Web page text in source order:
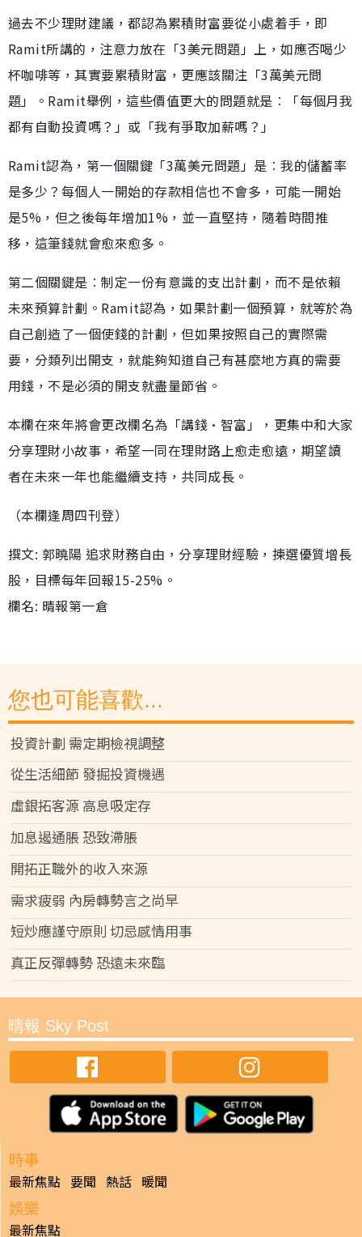
過去不少理財建議，都認為累積財富要從小處着手，即
Ramit所講的，注意力放在「3美元問題」上，如應否喝少
杯咖啡等，其實要累積財富，更應該關注「3萬美元問
題」。Ramit舉例，這些價值更大的問題就是︰「每個月我
都有自動投資嗎？」或「我有爭取加薪嗎？」
Ramit認為，第一個關鍵「3萬美元問題」是︰我的儲蓄率
是多少？每個人一開始的存款相信也不會多，可能一開始
是5%，但之後每年增加1%，並一直堅持，隨着時間推
移，這筆錢就會愈來愈多。
第二個關鍵是︰制定一份有意識的支出計劃，而不是依賴
未來預算計劃。Ramit認為，如果計劃一個預算，就等於為
自己創造了一個使錢的計劃，但如果按照自己的實際需
要，分類列出開支，就能夠知道自己有甚麼地方真的需要
用錢，不是必須的開支就盡量節省。
本欄在來年將會更改欄名為「講錢•智富」，更集中和大家
分享理財小故事，希望一同在理財路上愈走愈遠，期望讀
者在未來一年也能繼續支持，共同成長。
（本欄逢周四刊登）
撰文: 郭曉陽 追求財務自由，分享理財經驗，揀選優質增長
股，目標每年回報15-25%。
欄名: 晴報第一倉
您也可能喜歡...
投資計劃 需定期檢視調整
從生活細節 發掘投資機遇
虛銀拓客源 高息吸定存
加息遏通脹 恐致滯脹
開拓正職外的收入來源
需求疲弱 內房轉勢言之尚早
短炒應謹守原則 切忌感情用事
真正反彈轉勢 恐遠未來臨
晴報 Sky Post
時事
最新焦點 要聞 熱話 暖聞
娛樂
最新焦點